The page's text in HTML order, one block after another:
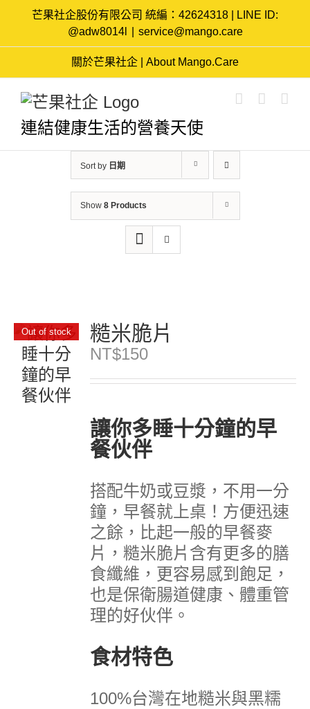
content
芒果社企股份有限公司 統編：42624318 | LINE ID:
@adw8014l
service@mango.care
關於芒果社企 | About Mango.Care
連結健康生活的營養天使
Sort by 日期
Show 8 Products
Out of stock 糙米脆片
NT$150
讓你多睡十分鐘的早
餐伙伴
搭配牛奶或豆漿，不用一分
鐘，早餐就上桌！方便迅速
之餘，比起一般的早餐麥
片，糙米脆片含有更多的膳
食纖維，更容易感到飽足，
也是保衛腸道健康、體重管
理的好伙伴。
食材特色
100%台灣在地糙米與黑糯